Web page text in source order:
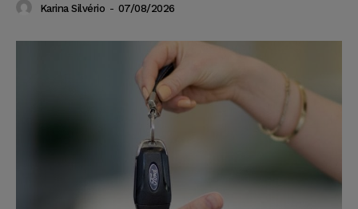
Karina Silvério - 07/08/2026